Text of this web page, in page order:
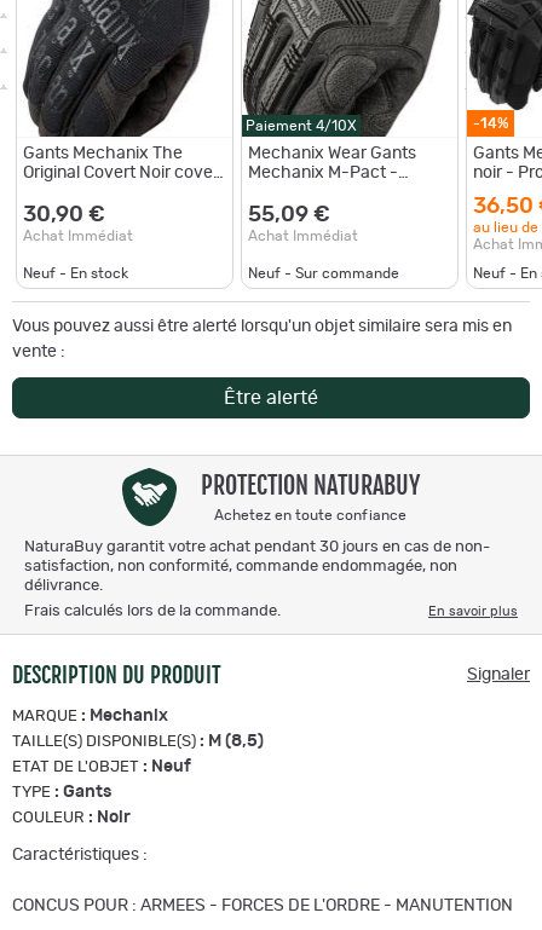
Gants Mechanix The
Original Covert Noir covert
30,90 €
Achat Immédiat
Neuf - En stock
Paiement 4/10X
Mechanix Wear Gants
Mechanix M-Pact -
MWMMP55
55,09 €
Achat Immédiat
Neuf - Sur commande
-14%
Gants
noir -
36,50
au lieu de
Achat
Neuf - En
Vous pouvez aussi être alerté lorsqu'un objet similaire sera mis en
vente :
Être alerté
PROTECTION NATURABUY
Achetez en toute confiance
NaturaBuy garantit votre achat pendant 30 jours en cas de non-
satisfaction, non conformité, commande endommagée, non
délivrance.
Frais calculés lors de la commande.
En savoir plus
DESCRIPTION DU PRODUIT Signaler
MARQUE : Mechanix
TAILLE(S) DISPONIBLE(S) : M (8,5)
ETAT DE L'OBJET : Neuf
TYPE : Gants
COULEUR : Noir
Caractéristiques :
CONCUS POUR : ARMEES - FORCES DE L'ORDRE - MANUTENTION